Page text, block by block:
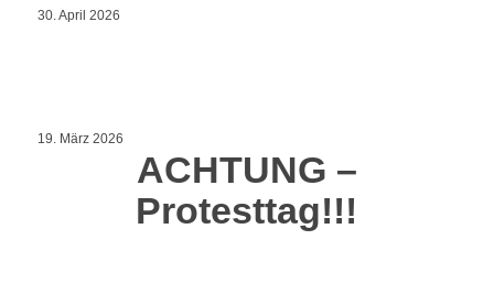
30. April 2026
19. März 2026
ACHTUNG –
Protesttag!!!